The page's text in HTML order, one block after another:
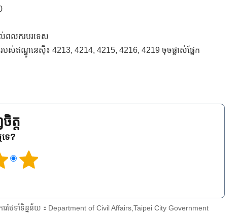
ពលករបរទេស
បស់ឥណ្ឌូនេស៊ី៖ 4213, 4214, 4215, 4216, 4219 ចុចផ្លាស់ផ្នែក
ត្ត
េ?
ារថែទាំទិន្នន័យ：Department of Civil Affairs,Taipei City Government